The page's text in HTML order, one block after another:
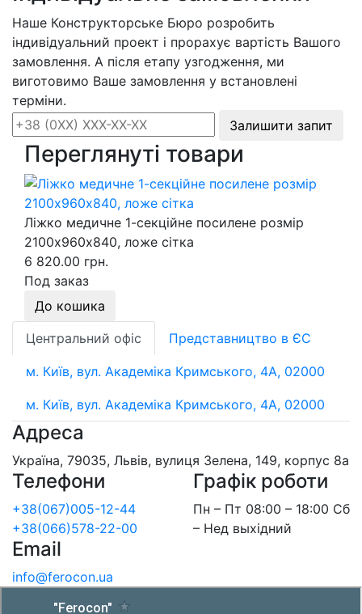
Наше Конструкторське Бюро розробить
індивідуальний проект і прорахує вартість Вашого
замовлення. А після етапу узгодження, ми
виготовимо Ваше замовлення у встановлені
терміни.
Залишити запит
Переглянуті товари
Ліжко медичне 1-секційне посилене розмір
2100х960х840, ложе сітка
6 820.00 грн.
Под заказ
До кошика
Центральний офіс
Представництво в ЄС
м. Київ, вул. Академіка Кримського, 4А, 02000
м. Київ, вул. Академіка Кримського, 4А, 02000
Адреса
Україна, 79035, Львів, вулиця Зелена, 149, корпус 8а
Телефони
+38(067)005-12-44
+38(066)578-22-00
Графік роботи
Пн – Пт 08:00 – 18:00 Сб
– Нед выхідний
Email
info@ferocon.ua